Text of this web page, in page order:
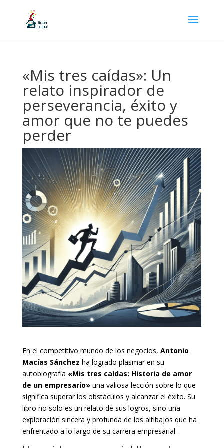
«Mis tres caídas»: Un
relato inspirador de
perseverancia, éxito y
amor que no te puedes
perder
En el competitivo mundo de los negocios, Antonio
Macías Sánchez ha logrado plasmar en su
autobiografía «Mis tres caídas: Historia de amor
de un empresario»una valiosa lección sobre lo que
significa superar los obstáculos y alcanzar el éxito. Su
libro no solo es un relato de sus logros, sino una
exploración sincera y profunda de los altibajos que ha
enfrentado a lo largo de su carrera empresarial.